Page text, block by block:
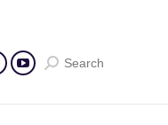
Search